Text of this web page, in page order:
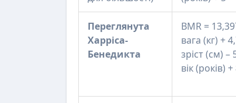
Переглянута
Харріса-
Бенедикта
BMR =
вага (кг) +
зріст (см) –
вік (років)